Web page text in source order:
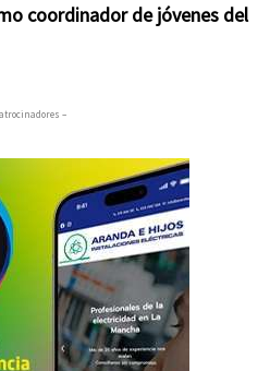
coordinador de jóvenes del
–